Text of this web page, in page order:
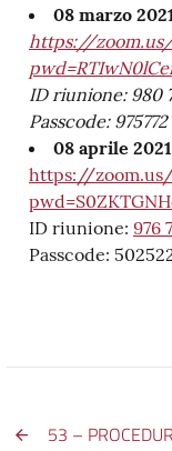
08 marzo
https://zoom.us/
ID riunione: 980
Passcode: 975772
08 aprile
https://zoom.us/
ID riunione: 976
Passcode:
53 –